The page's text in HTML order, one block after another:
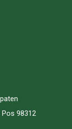
Pos 98312